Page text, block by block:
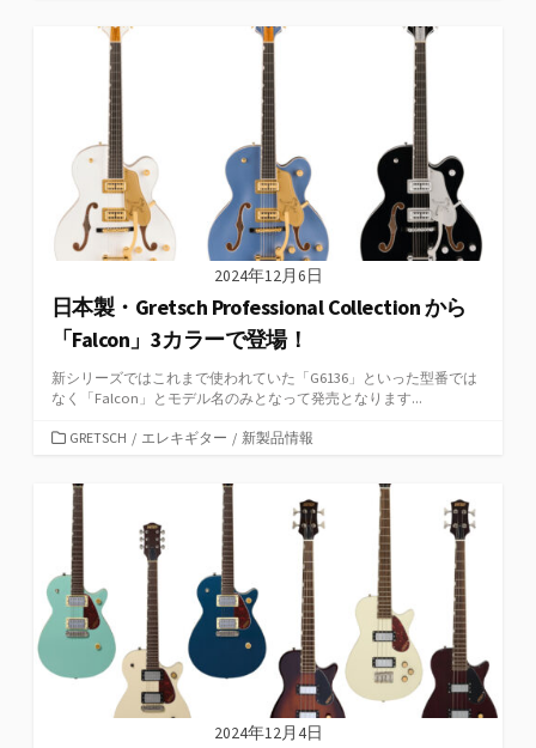
2024年12月6日
日本製・Gretsch Professional Collection から
「Falcon」3カラーで登場！
新シリーズではこれまで使われていた「G6136」といった型番では
なく「Falcon」とモデル名のみとなって発売となります...
カ
ゴ
リ
ー
GRETSCH / エレキギター / 新製品情報
2024年12月4日